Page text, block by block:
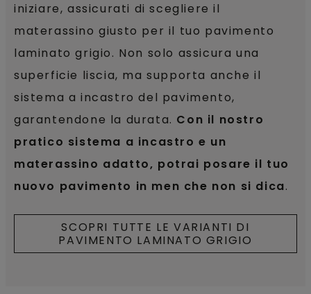
iniziare, assicurati di scegliere il
materassino giusto per il tuo pavimento
laminato grigio. Non solo assicura una
superficie liscia, ma supporta anche il
sistema a incastro del pavimento,
garantendone la durata. Con il nostro
pratico sistema a incastro e un
materassino adatto, potrai posare il tuo
nuovo pavimento in men che non si dica.
SCOPRI TUTTE LE VARIANTI DI
PAVIMENTO LAMINATO GRIGIO